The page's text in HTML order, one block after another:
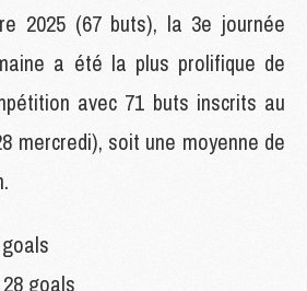
2025 (67 buts), la 3e journée
a été la plus prolifique de
avec 71 buts inscrits au
mercredi), soit une moyenne de
goals